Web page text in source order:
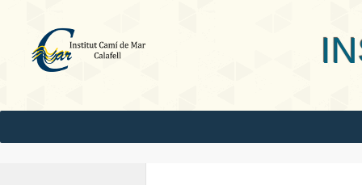
INS